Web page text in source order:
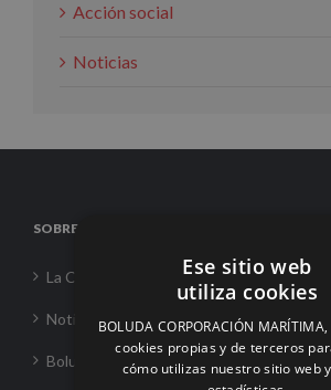
Acción social
Noticias
SOBRE NOSOTROS
La Corporación
Noticias
Boluda Towage
Ese sitio web
utiliza cookies
BOLUDA CORPORACIÓN
cookies propias y de terceros
cómo utilizas nuestro sitio web